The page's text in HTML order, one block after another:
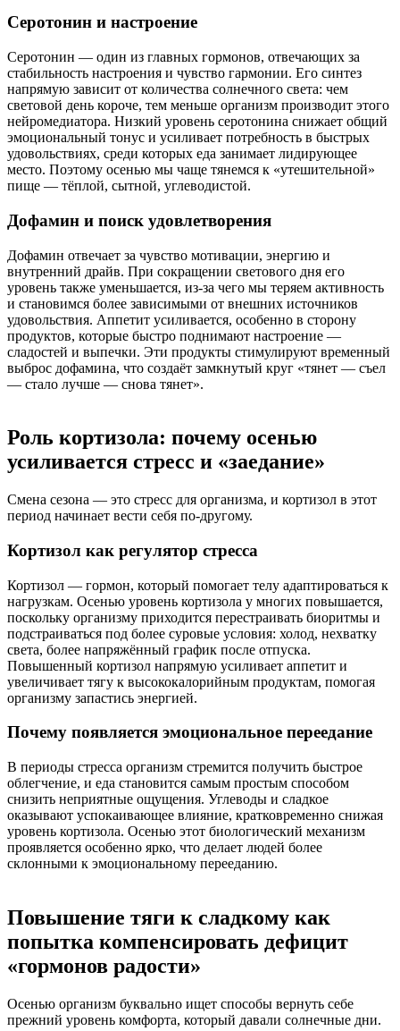
Серотонин и настроение
Серотонин — один из главных гормонов, отвечающих за
стабильность настроения и чувство гармонии. Его синтез
напрямую зависит от количества солнечного света: чем
световой день короче, тем меньше организм производит этого
нейромедиатора. Низкий уровень серотонина снижает общий
эмоциональный тонус и усиливает потребность в быстрых
удовольствиях, среди которых еда занимает лидирующее
место. Поэтому осенью мы чаще тянемся к «утешительной»
пище — тёплой, сытной, углеводистой.
Дофамин и поиск удовлетворения
Дофамин отвечает за чувство мотивации, энергию и
внутренний драйв. При сокращении светового дня его
уровень также уменьшается, из-за чего мы теряем активность
и становимся более зависимыми от внешних источников
удовольствия. Аппетит усиливается, особенно в сторону
продуктов, которые быстро поднимают настроение —
сладостей и выпечки. Эти продукты стимулируют временный
выброс дофамина, что создаёт замкнутый круг «тянет — съел
— стало лучше — снова тянет».
Роль кортизола: почему осенью
усиливается стресс и «заедание»
Смена сезона — это стресс для организма, и кортизол в этот
период начинает вести себя по-другому.
Кортизол как регулятор стресса
Кортизол — гормон, который помогает телу адаптироваться к
нагрузкам. Осенью уровень кортизола у многих повышается,
поскольку организму приходится перестраивать биоритмы и
подстраиваться под более суровые условия: холод, нехватку
света, более напряжённый график после отпуска.
Повышенный кортизол напрямую усиливает аппетит и
увеличивает тягу к высококалорийным продуктам, помогая
организму запастись энергией.
Почему появляется эмоциональное переедание
В периоды стресса организм стремится получить быстрое
облегчение, и еда становится самым простым способом
снизить неприятные ощущения. Углеводы и сладкое
оказывают успокаивающее влияние, кратковременно снижая
уровень кортизола. Осенью этот биологический механизм
проявляется особенно ярко, что делает людей более
склонными к эмоциональному перееданию.
Повышение тяги к сладкому как
попытка компенсировать дефицит
«гормонов радости»
Осенью организм буквально ищет способы вернуть себе
прежний уровень комфорта, который давали солнечные дни.